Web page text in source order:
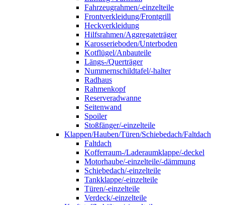
Fahrzeugrahmen/-einzelteile
Frontverkleidung/Frontgrill
Heckverkleidung
Hilfsrahmen/Aggregateträger
Karosserieboden/Unterboden
Kotflügel/Anbauteile
Längs-/Querträger
Nummernschildtafel/-halter
Radhaus
Rahmenkopf
Reserveradwanne
Seitenwand
Spoiler
Stoßfänger/-einzelteile
Klappen/Hauben/Türen/Schiebedach/Faltdach
Faltdach
Kofferraum-/Laderaumklappe/-deckel
Motorhaube/-einzelteile/-dämmung
Schiebedach/-einzelteile
Tankklappe/-einzelteile
Türen/-einzelteile
Verdeck/-einzelteile